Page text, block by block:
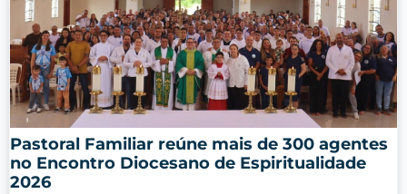
Pastoral Familiar reúne mais de 300 agentes
no Encontro Diocesano de Espiritualidade
2026